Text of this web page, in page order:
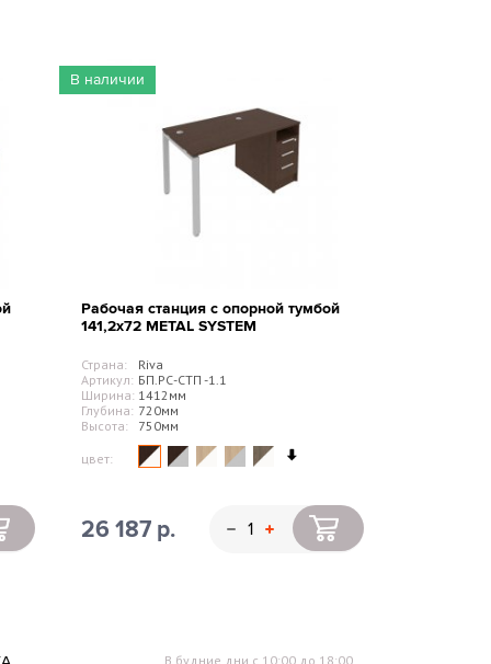
В наличии
Рабочая станция с опорной тумбой
141,2х72 METAL SYSTEM
Страна:
Riva
Артикул: БП.РС-СТП -1.1
Ширина: 1412мм
Глубина: 720мм
Высота:
750мм
цвет:
26 187 р.
В будние дни с 10:00 до 18:00